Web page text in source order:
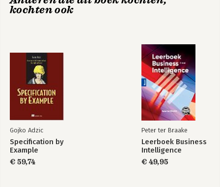
kochten ook
Gojko Adzic
Specification by
Example
€ 59,74
Peter ter Braake
Leerboek Business
Intelligence
€ 49,95